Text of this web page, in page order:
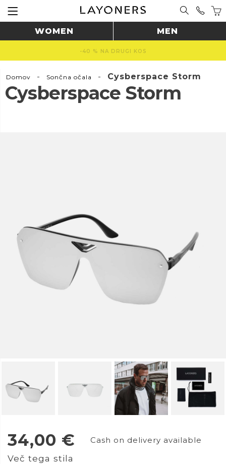
WOMEN MEN
-40 % NA DRUGI KOS
Domov - Sončna očala - Cysberspace Storm
Cysberspace Storm
34,00 € Cash on delivery available
Več tega stila